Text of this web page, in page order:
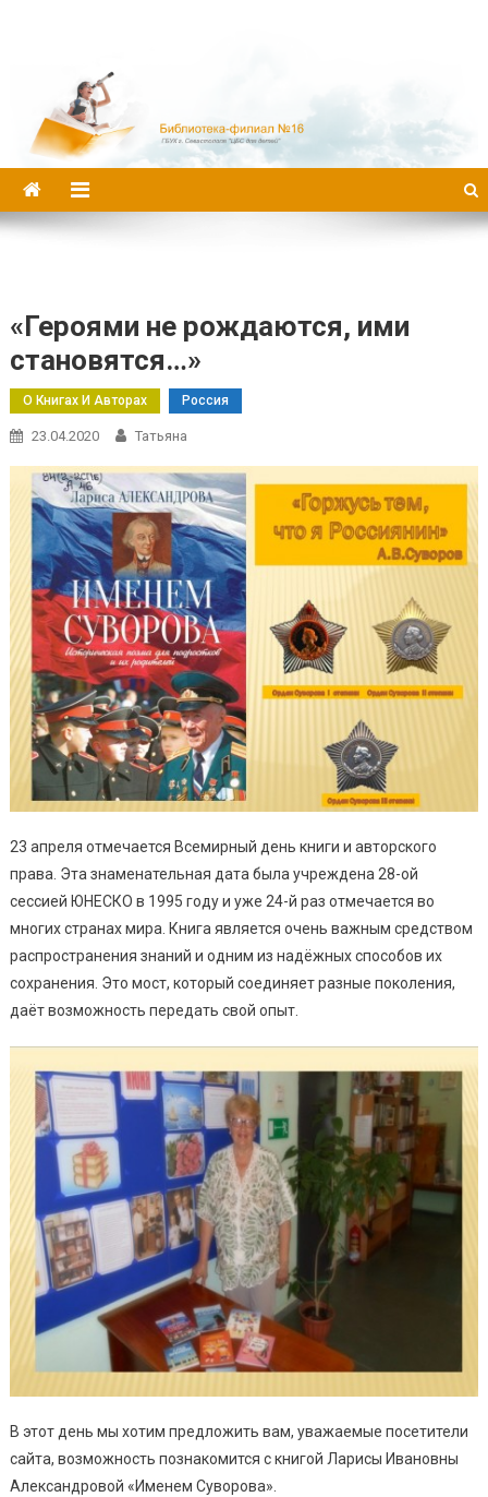
«Героями не рождаются, ими
становятся…»
О Книгах И Авторах Россия
23.04.2020 Татьяна
23 апреля отмечается Всемирный день книги и авторского
права. Эта знаменательная дата была учреждена 28-ой
сессией ЮНЕСКО в 1995 году и уже 24-й раз отмечается во
многих странах мира. Книга является очень важным средством
распространения знаний и одним из надёжных способов их
сохранения. Это мост, который соединяет разные поколения,
даёт возможность передать свой опыт.
В этот день мы хотим предложить вам, уважаемые посетители
сайта, возможность познакомится с книгой Ларисы Ивановны
Александровой «Именем Суворова».